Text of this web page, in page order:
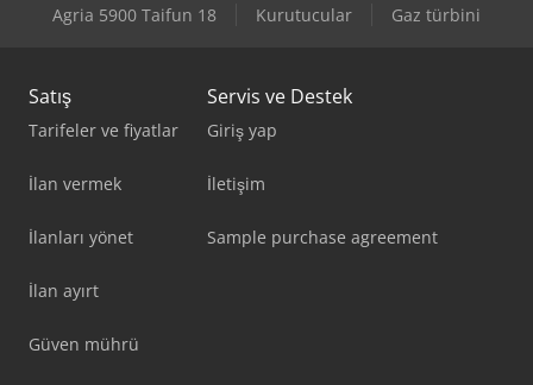
Agria 5900 Taifun 18
Kurutucular Gaz türbini
Satış
Tarifeler ve fiyatlar
İlan vermek
İlanları yönet
İlan ayırt
Güven mührü
Servis ve Destek
Giriş yap
İletişim
Sample purchase agreement